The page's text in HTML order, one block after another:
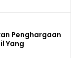
Penghargaan
Yang